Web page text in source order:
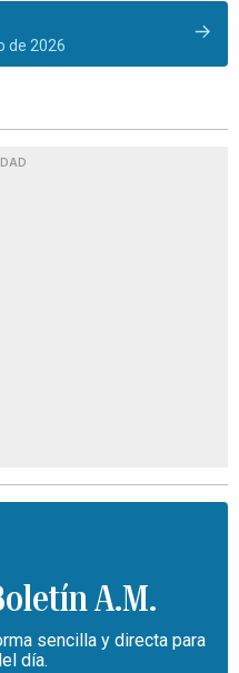
de 2026
A.M.
sencilla y directa para
día.